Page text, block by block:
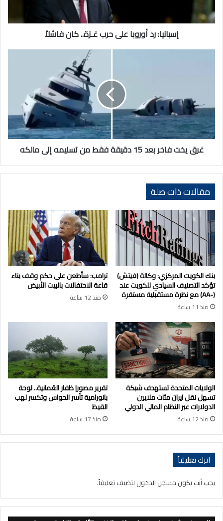
فاشلاً
إسبانيا: رد أوروبا على حرب غـزة.. كان فاشلاً
دقيقة
فقط
من
تسليمه
غرق يخت فاخر بعد 15 دقيقة فقط من تسليمه إلى مالكه
مقالات ذات صلة
بنك الكويت المركزي: وكالة (فيتش)
تؤكد التصنيف السيادي للكويت عند
(-AA) مع نظرة مستقبلية مستقرة
منذ 11 ساعة
ترامب: سأطعن على حكم وقف بناء
قاعة الاحتفالات بالبيت الأبيض
منذ 12 ساعة
الولايات المتحدة تستهدف شبكة
تسهل نقل ايران مئات ملايين
الدولارات عبر النظام المالي الدولي
منذ 12 ساعة
تقرير مصور| ظفار العُمانية.. لوحة
بانورامية تأسر الحواس وتكسر لهب
القيظ
منذ 17 ساعة
اترك تعليقاً
يجب أنت تكون مسجل الدخول لتضيف تعليقاً.